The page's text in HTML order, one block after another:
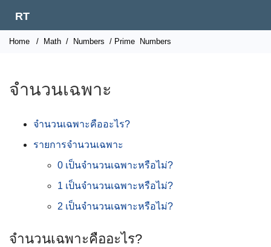
RT
Home / Math / Numbers / Prime Numbers
จำนวนเฉพาะ
จำนวนเฉพาะคืออะไร?
รายการจำนวนเฉพาะ
0 เป็นจำนวนเฉพาะหรือไม่?
1 เป็นจำนวนเฉพาะหรือไม่?
2 เป็นจำนวนเฉพาะหรือไม่?
จำนวนเฉพาะคืออะไร?